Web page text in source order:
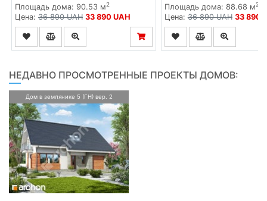
Площадь дома: 90.53 м2
Цена: 36 890 UAH 33 890 UAH
Площадь дома: 88.68 м2
Цена:36 890 UAH 33 890
НЕДАВНО ПРОСМОТРЕННЫЕ ПРОЕКТЫ ДОМОВ:
Дом в землянике 5 (ГН) вер. 2